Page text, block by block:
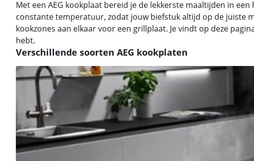
Met een AEG kookplaat bereid je de lekkerste maaltijden in
constante temperatuur, zodat jouw biefstuk altijd op de juiste
kookzones aan elkaar voor een grillplaat. Je vindt op deze
hebt.
Verschillende soorten AEG kookplaten